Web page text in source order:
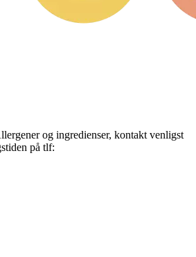
og ingredienser, kontakt venligst
på tlf: